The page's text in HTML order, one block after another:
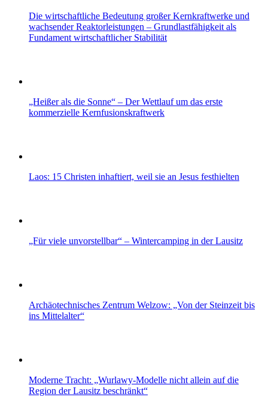
Die wirtschaftliche Bedeutung großer Kernkraftwerke und
wachsender Reaktorleistungen – Grundlastfähigkeit als
Fundament wirtschaftlicher Stabilität
„Heißer als die Sonne“ – Der Wettlauf um das erste
kommerzielle Kernfusionskraftwerk
Laos: 15 Christen inhaftiert, weil sie an Jesus festhielten
„Für viele unvorstellbar“ – Wintercamping in der Lausitz
Archäotechnisches Zentrum Welzow: „Von der Steinzeit bis
ins Mittelalter“
Moderne Tracht: „Wurlawy-Modelle nicht allein auf die
Region der Lausitz beschränkt“